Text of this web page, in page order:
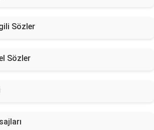
Sözler
Sözler